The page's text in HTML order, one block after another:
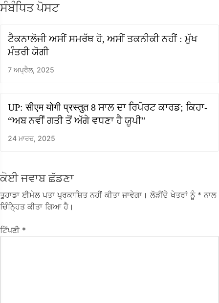
ਸੰਬੰਧਿਤ ਪੋਸਟ
ਟੈਕਨਾਲੋਜੀ ਅਸੀਂ ਸਮਰੱਥ ਹੋ, ਅਸੀਂ ਤਕਨੀਕੀ ਨਹੀਂ : ਮੁੱਖ
ਮੰਤਰੀ ਯੋਗੀ
7 ਅਪ੍ਰੈਲ, 2025
UP: सीएम योगी प्रस्तुत 8 ਸਾਲ ਦਾ ਰਿਪੋਰਟ ਕਾਰਡ; ਕਿਹਾ-
“ਅਬ ਨਵੀਂ ਗਤੀ ਤੋਂ ਅੱਗੇ ਵਧਣਾ ਹੈ ਯੂਪੀ”
24 ਮਾਰਚ, 2025
ਕੋਈ ਜਵਾਬ ਛੱਡਣਾ
ਤੁਹਾਡਾ ਈਮੇਲ ਪਤਾ ਪ੍ਰਕਾਸ਼ਿਤ ਨਹੀਂ ਕੀਤਾ ਜਾਵੇਗਾ। ਲੋੜੀਂਦੇ ਖੇਤਰਾਂ ਨੂੰ * ਨਾਲ
ਚਿੰਨ੍ਹਿਤ ਕੀਤਾ ਗਿਆ ਹੈ।
ਟਿੱਪਣੀ *